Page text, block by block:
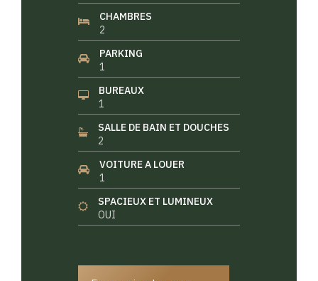
CHAMBRES
2
PARKING
1
BUREAUX
1
SALLE DE BAIN ET DOUCHES
2
VOITURE A LOUER
1
SPACIEUX ET LUMINEUX
OUI